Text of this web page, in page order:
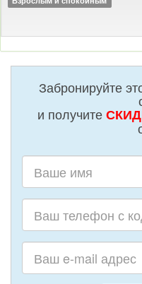
Забронируйте
и получите